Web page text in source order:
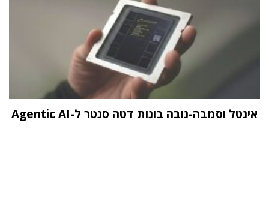
אינטל וסמבה-נובה בונות דטה סנטר ל-Agentic AI